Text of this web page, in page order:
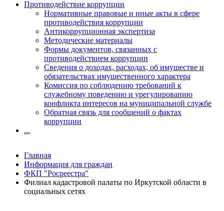
Противодействие коррупции
Нормативные правовые и иные акты в сфере
противодействия коррупции
Антикоррупционная экспертиза
Методические материалы
Формы документов, связанных с
противодействием коррупции
Сведения о доходах, расходах, об имуществе и
обязательствах имущественного характера
Комиссия по соблюдению требований к
служебному поведению и урегулированию
конфликта интересов на муниципальной службе
Обратная связь для сообщений о фактах
коррупции
...
Главная
Информация для граждан
ФКП "Росреестра"
Филиал кадастровой палаты по Иркутской области в
социальных сетях